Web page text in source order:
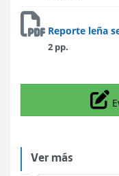
Reporte leña
2 pp.
Ver más